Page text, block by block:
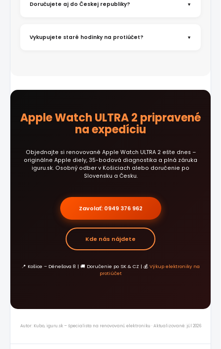
Doručujete aj do Českej republiky?
Vykupujete staré hodinky na protiúčet?
Apple Watch ULTRA 2 pripravené
na expedíciu
Objednajte si renovované Apple Watch ULTRA 2 ešte dnes –
originálne Apple diely, 35-bodová diagnostika a plná záruka
iguru.sk. Osobný odber v Košiciach alebo doručenie po
Slovensku a Česku.
Zavolať: 0949 376 962
Kde nás nájdete
📍 Košice – Dénešova 8 | 🚚 Doručenie po SK & CZ | 💰 Výkup elektroniky na
protiúčet
Autor: Kubo, iguru.sk – špecialista na renovovanú elektroniku · Aktualizované: júl 2026